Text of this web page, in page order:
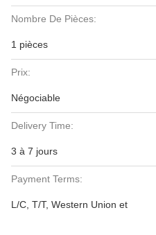
Nombre De Pièces:
1 pièces
Prix:
Négociable
Delivery Time:
3 à 7 jours
Payment Terms:
L/C, T/T, Western Union et